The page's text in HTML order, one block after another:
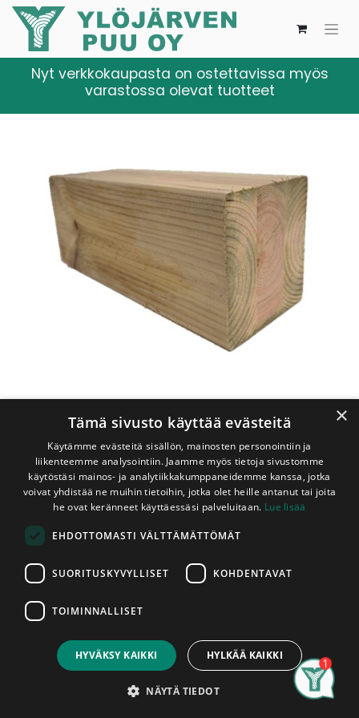
65,00€
Account
Nyt verkkokaupasta on ostettavissa myös
varastossa olevat tuotteet
Shop
Kestopuu Ruskea 115x115x3000 mm Liimapuutolppa AB-
Luokka
Kestopuu Ruskea 115x115x3000
mm Liimapuutolppa AB-Luokka
Täysisärmäinen höylätty ruskeaksi
kyllästetty liimapuutolppa
Liimapuurakenteen ansiosta tolppa ei kieroudu eikä halkeile
×
Tämä sivusto käyttää evästeitä
Käytämme evästeitä sisällön, mainosten personointiin ja
liikenteemme analysointiin. Jaamme myös tietoja sivustomme
käytöstäsi mainos- ja analytiikkakumppaneidemme kanssa, jotka
voivat yhdistää ne muihin tietoihin, jotka olet heille antanut tai joita
he ovat keränneet käyttäessäsi palveluitaan. Lue lisää
EHDOTTOMASTI VÄLTTÄMÄTTÖMÄT
SUORITUSKYVYLLISET KOHDENTAVAT
TOIMINNALLISET
HYVÄKSY KAIKKI HYLKÄÄ KAIKKI
NÄYTÄ TIEDOT